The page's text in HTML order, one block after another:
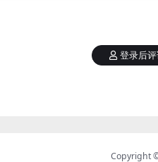
登录后评
Copyright